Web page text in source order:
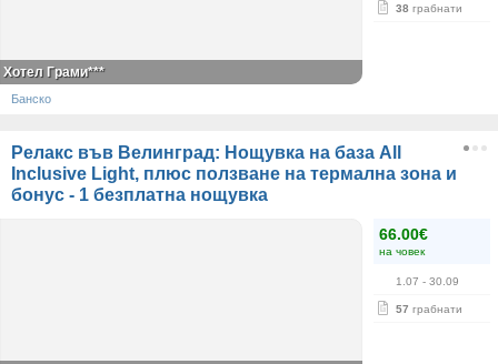
38 грабнати
Хотел Грами***
Банско
Релакс във Велинград: Нощувка на база All
Inclusive Light, плюс ползване на термална зона и
бонус - 1 безплатна нощувка
66.00€
на човек
1.07 - 30.09
57 грабнати